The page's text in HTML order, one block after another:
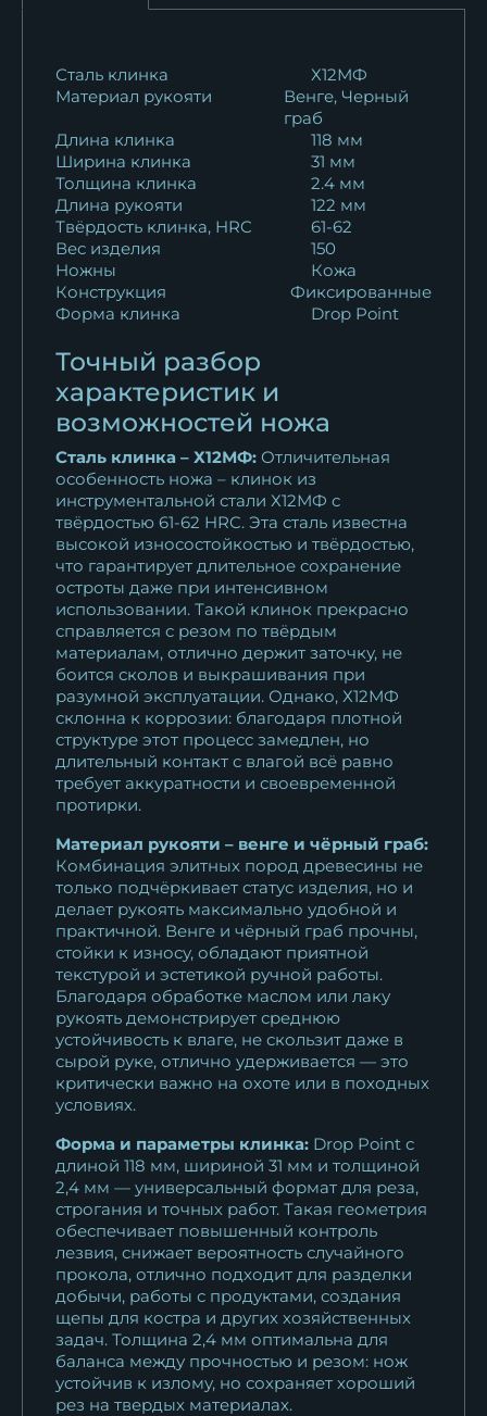
Нож охотничий Кречет
дамаск черный...
Нож Кречет дамаск камень
черный граб
15 896₽
Нож Кречет К340
искусственный камень...
Нож Кречет булат черный
граб акрил
18 389₽
Нож Кречет дамаск рукоять
черный граб...
11 625₽
Нож охотничий Кречет
х12мф черный...
10 922₽
Нож охотничий Кречет
х12мф черный...
10 922₽
Нож Кречет ELMAX
20 796₽
Нож Кречет х12мф черный
граб...
10 922₽
Нож Кречет х12мф черный
граб...
10 922₽
Нож Кречет Х12МФ черный
10 922₽
Нож Кречет х12мф черный
граб...
10 922₽
Нож Кречет S390 мельхиор
черный граб...
36 346₽
Нож Кречет сталь дамаск
Сталь клинка
Х12МФ
Материал рукояти
Венге, Черный
граб
Длина клинка
118 мм
Ширина клинка
31 мм
Толщина клинка
2.4 мм
Длина рукояти
122 мм
Твёрдость клинка, HRC
61-62
Вес изделия
150
Ножны
Кожа
Конструкция
Фиксированные
Форма клинка
Drop Point
Точный разбор
характеристик и
возможностей ножа
Сталь клинка – Х12МФ: Отличительная
особенность ножа – клинок из
инструментальной стали Х12МФ с
твёрдостью 61-62 HRC. Эта сталь известна
высокой износостойкостью и твёрдостью,
что гарантирует длительное сохранение
остроты даже при интенсивном
использовании. Такой клинок прекрасно
справляется с резом по твёрдым
материалам, отлично держит заточку, не
боится сколов и выкрашивания при
разумной эксплуатации. Однако, Х12МФ
склонна к коррозии: благодаря плотной
структуре этот процесс замедлен, но
длительный контакт с влагой всё равно
требует аккуратности и своевременной
протирки.
Материал рукояти – венге и чёрный граб:
Комбинация элитных пород древесины не
только подчёркивает статус изделия, но и
делает рукоять максимально удобной и
практичной. Венге и чёрный граб прочны,
стойки к износу, обладают приятной
текстурой и эстетикой ручной работы.
Благодаря обработке маслом или лаку
рукоять демонстрирует среднюю
устойчивость к влаге, не скользит даже в
сырой руке, отлично удерживается — это
критически важно на охоте или в походных
условиях.
Форма и параметры клинка: Drop Point с
длиной 118 мм, шириной 31 мм и толщиной
2,4 мм — универсальный формат для реза,
строгания и точных работ. Такая геометрия
обеспечивает повышенный контроль
лезвия, снижает вероятность случайного
прокола, отлично подходит для разделки
добычи, работы с продуктами, создания
щепы для костра и других хозяйственных
задач. Толщина 2,4 мм оптимальна для
баланса между прочностью и резом: нож
устойчив к излому, но сохраняет хороший
рез на твердых материалах.